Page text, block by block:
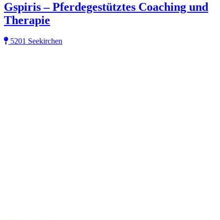
Gspiris – Pferdegestütztes Coaching und
Therapie
5201 Seekirchen